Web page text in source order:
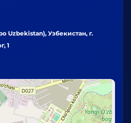
Uzbekistan), Узбекистан, г.
1